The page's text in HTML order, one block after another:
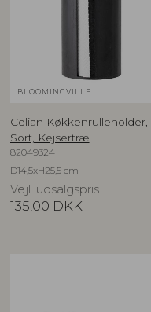
BLOOMINGVILLE
Celian Køkkenrulleholder,
Sort, Kejsertræ
82049324
D14,5xH25,5 cm
Vejl. udsalgspris
135,00 DKK